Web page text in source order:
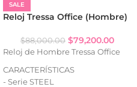
SALE
Reloj Tressa Office (Hombre)
$88,000.00 $79,200.00
Reloj de Hombre Tressa Office
CARACTERÍSTICAS
- Serie STEEL